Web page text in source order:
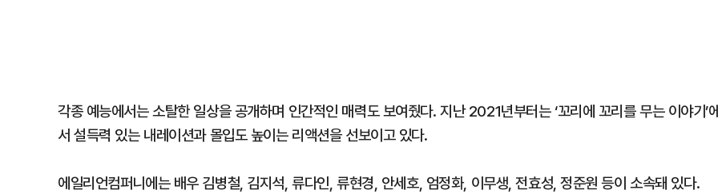
각종 예능에서는 소탈한 일상을 공개하며 인간적인 매력도 보여줬다. 지난 2021년부터는 ‘꼬리에 꼬리를 무는 이야기’
서 설득력 있는 내레이션과 몰입도 높이는 리액션을 선보이고 있다.
에일리언컴퍼니에는 배우 김병철, 김지석, 류다인, 류현경, 안세호, 엄정화, 이무생, 전효성, 정준원 등이 소속돼 있다.